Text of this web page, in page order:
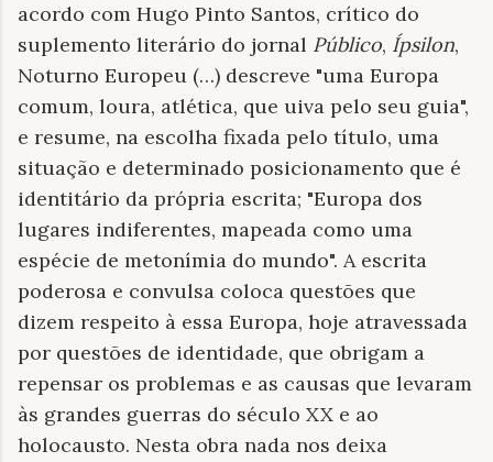
acordo com Hugo Pinto Santos, crítico do
suplemento literário do jornal Público, Ípsilon,
Noturno Europeu (…) descreve "uma Europa
comum, loura, atlética, que uiva pelo seu guia",
e resume, na escolha fixada pelo título, uma
situação e determinado posicionamento que é
identitário da própria escrita; "Europa dos
lugares indiferentes, mapeada como uma
espécie de metonímia do mundo". A escrita
poderosa e convulsa coloca questões que
dizem respeito à essa Europa, hoje atravessada
por questões de identidade, que obrigam a
repensar os problemas e as causas que levaram
às grandes guerras do século XX e ao
holocausto. Nesta obra nada nos deixa